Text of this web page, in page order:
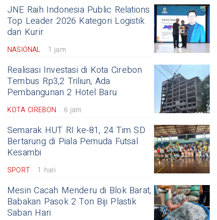
JNE Raih Indonesia Public Relations
Top Leader 2026 Kategori Logistik
dan Kurir
NASIONAL 1 jam
Realisasi Investasi di Kota Cirebon
Tembus Rp3,2 Triliun, Ada
Pembangunan 2 Hotel Baru
KOTA CIREBON 6 jam
Semarak HUT RI ke-81, 24 Tim SD
Bertarung di Piala Pemuda Futsal
Kesambi
SPORT 1 hari
Mesin Cacah Menderu di Blok Barat,
Babakan Pasok 2 Ton Biji Plastik
Saban Hari